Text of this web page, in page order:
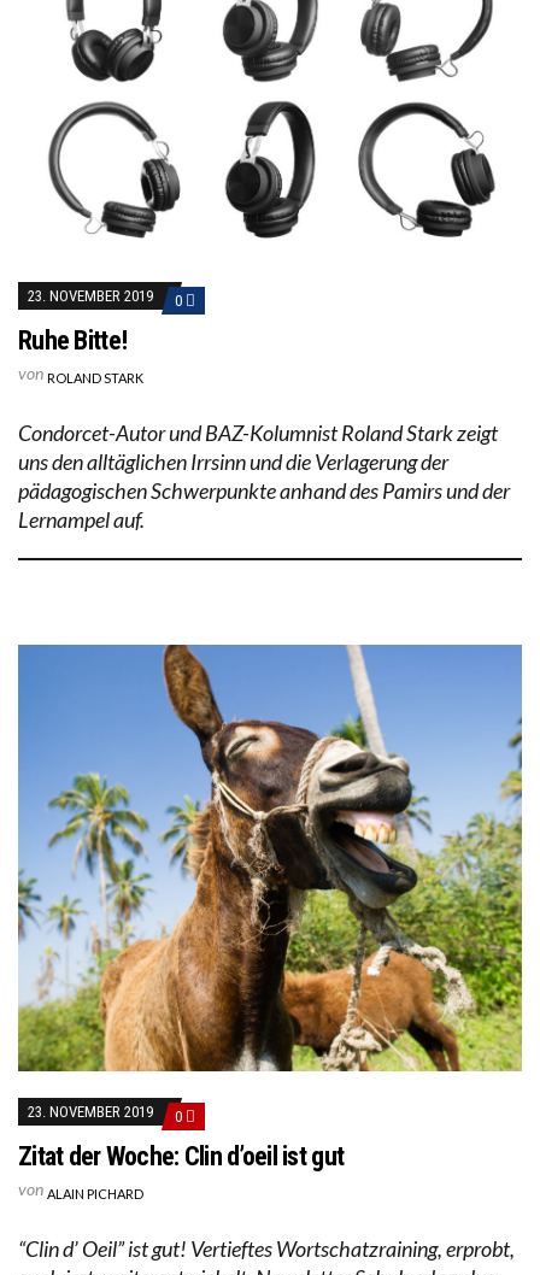
23. NOVEMBER 2019 0
Ruhe Bitte!
von ROLAND STARK
Condorcet-Autor und BAZ-Kolumnist Roland Stark zeigt
uns den alltäglichen Irrsinn und die Verlagerung der
pädagogischen Schwerpunkte anhand des Pamirs und der
Lernampel auf.
23. NOVEMBER 2019 0
Zitat der Woche: Clin d’oeil ist gut
von ALAIN PICHARD
“Clin d’ Oeil” ist gut! Vertieftes Wortschatzraining, erprobt,